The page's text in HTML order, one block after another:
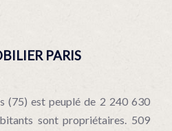
PARIS
(75) est peuplé de 2 240 630
sont propriétaires. 509